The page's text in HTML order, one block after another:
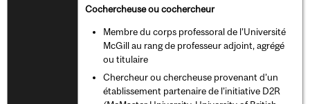
Cochercheuse ou cochercheur
Membre du corps professoral de l’Université
McGill au rang de professeur adjoint, agrégé
ou titulaire
Chercheur ou chercheuse provenant d’un
établissement partenaire de l’initiative D2R